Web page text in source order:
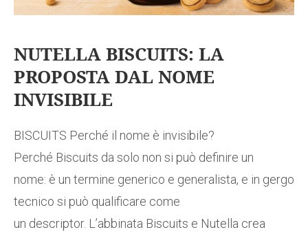
NUTELLA BISCUITS: LA
PROPOSTA DAL NOME
INVISIBILE
BISCUITS Perché il nome è invisibile?
Perché Biscuits da solo non si può definire un
nome: è un termine generico e generalista, e in gergo
tecnico si può qualificare come
un descriptor. L’abbinata Biscuits e Nutella crea